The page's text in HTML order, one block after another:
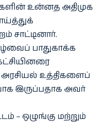
உன்னத அதிமுக
சாட்டினார்.
பாதுகாக்க
அரசியல் உத்திகளைப்
இருப்பதாக அவர்
– ஒழுங்கு மற்றும்